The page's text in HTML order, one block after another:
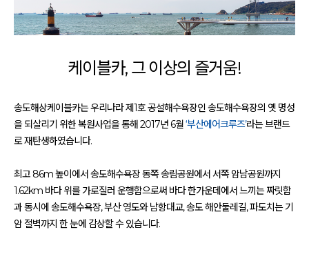
케이블카, 그 이상의 즐거움!
송도해상케이블카는 우리나라 제1호 공설해수욕장인 송도해수욕장의 옛 명성
을 되살리기 위한 복원사업을 통해 2017년 6월 ‘부산에어크루즈’라는 브랜드
로 재탄생하였습니다.
최고 86m 높이에서 송도해수욕장 동쪽 송림공원에서 서쪽 암남공원까지
1.62km 바다 위를 가로질러 운행함으로써 바다 한가운데에서 느끼는 짜릿함
과 동시에 송도해수욕장, 부산 영도와 남항대교, 송도 해안둘레길, 파도치는 기
암 절벽까지 한 눈에 감상할 수 있습니다.